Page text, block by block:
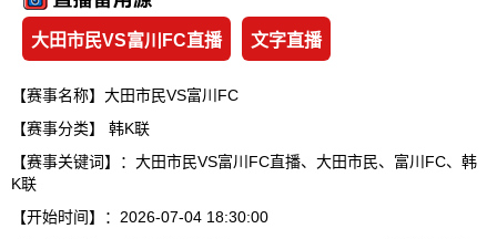
大田市民VS富川FC直播 文字直播
【赛事名称】大田市民VS富川FC
【赛事分类】 韩K联
【赛事关键词】：大田市民VS富川FC直播、大田市民、富川FC、韩
K联
【开始时间】：2026-07-04 18:30:00